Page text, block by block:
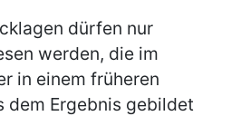
dürfen nur
werden, die im
in einem früheren
dem Ergebnis gebildet